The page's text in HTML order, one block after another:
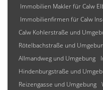
Immobilien Makler für Calw
Immobilienfirmen für Calw
Calw Kohlerstraße und
Rötelbachstraße und
Allmandweg und Umgebung
Hindenburgstraße und
Reizengasse und Umgebung